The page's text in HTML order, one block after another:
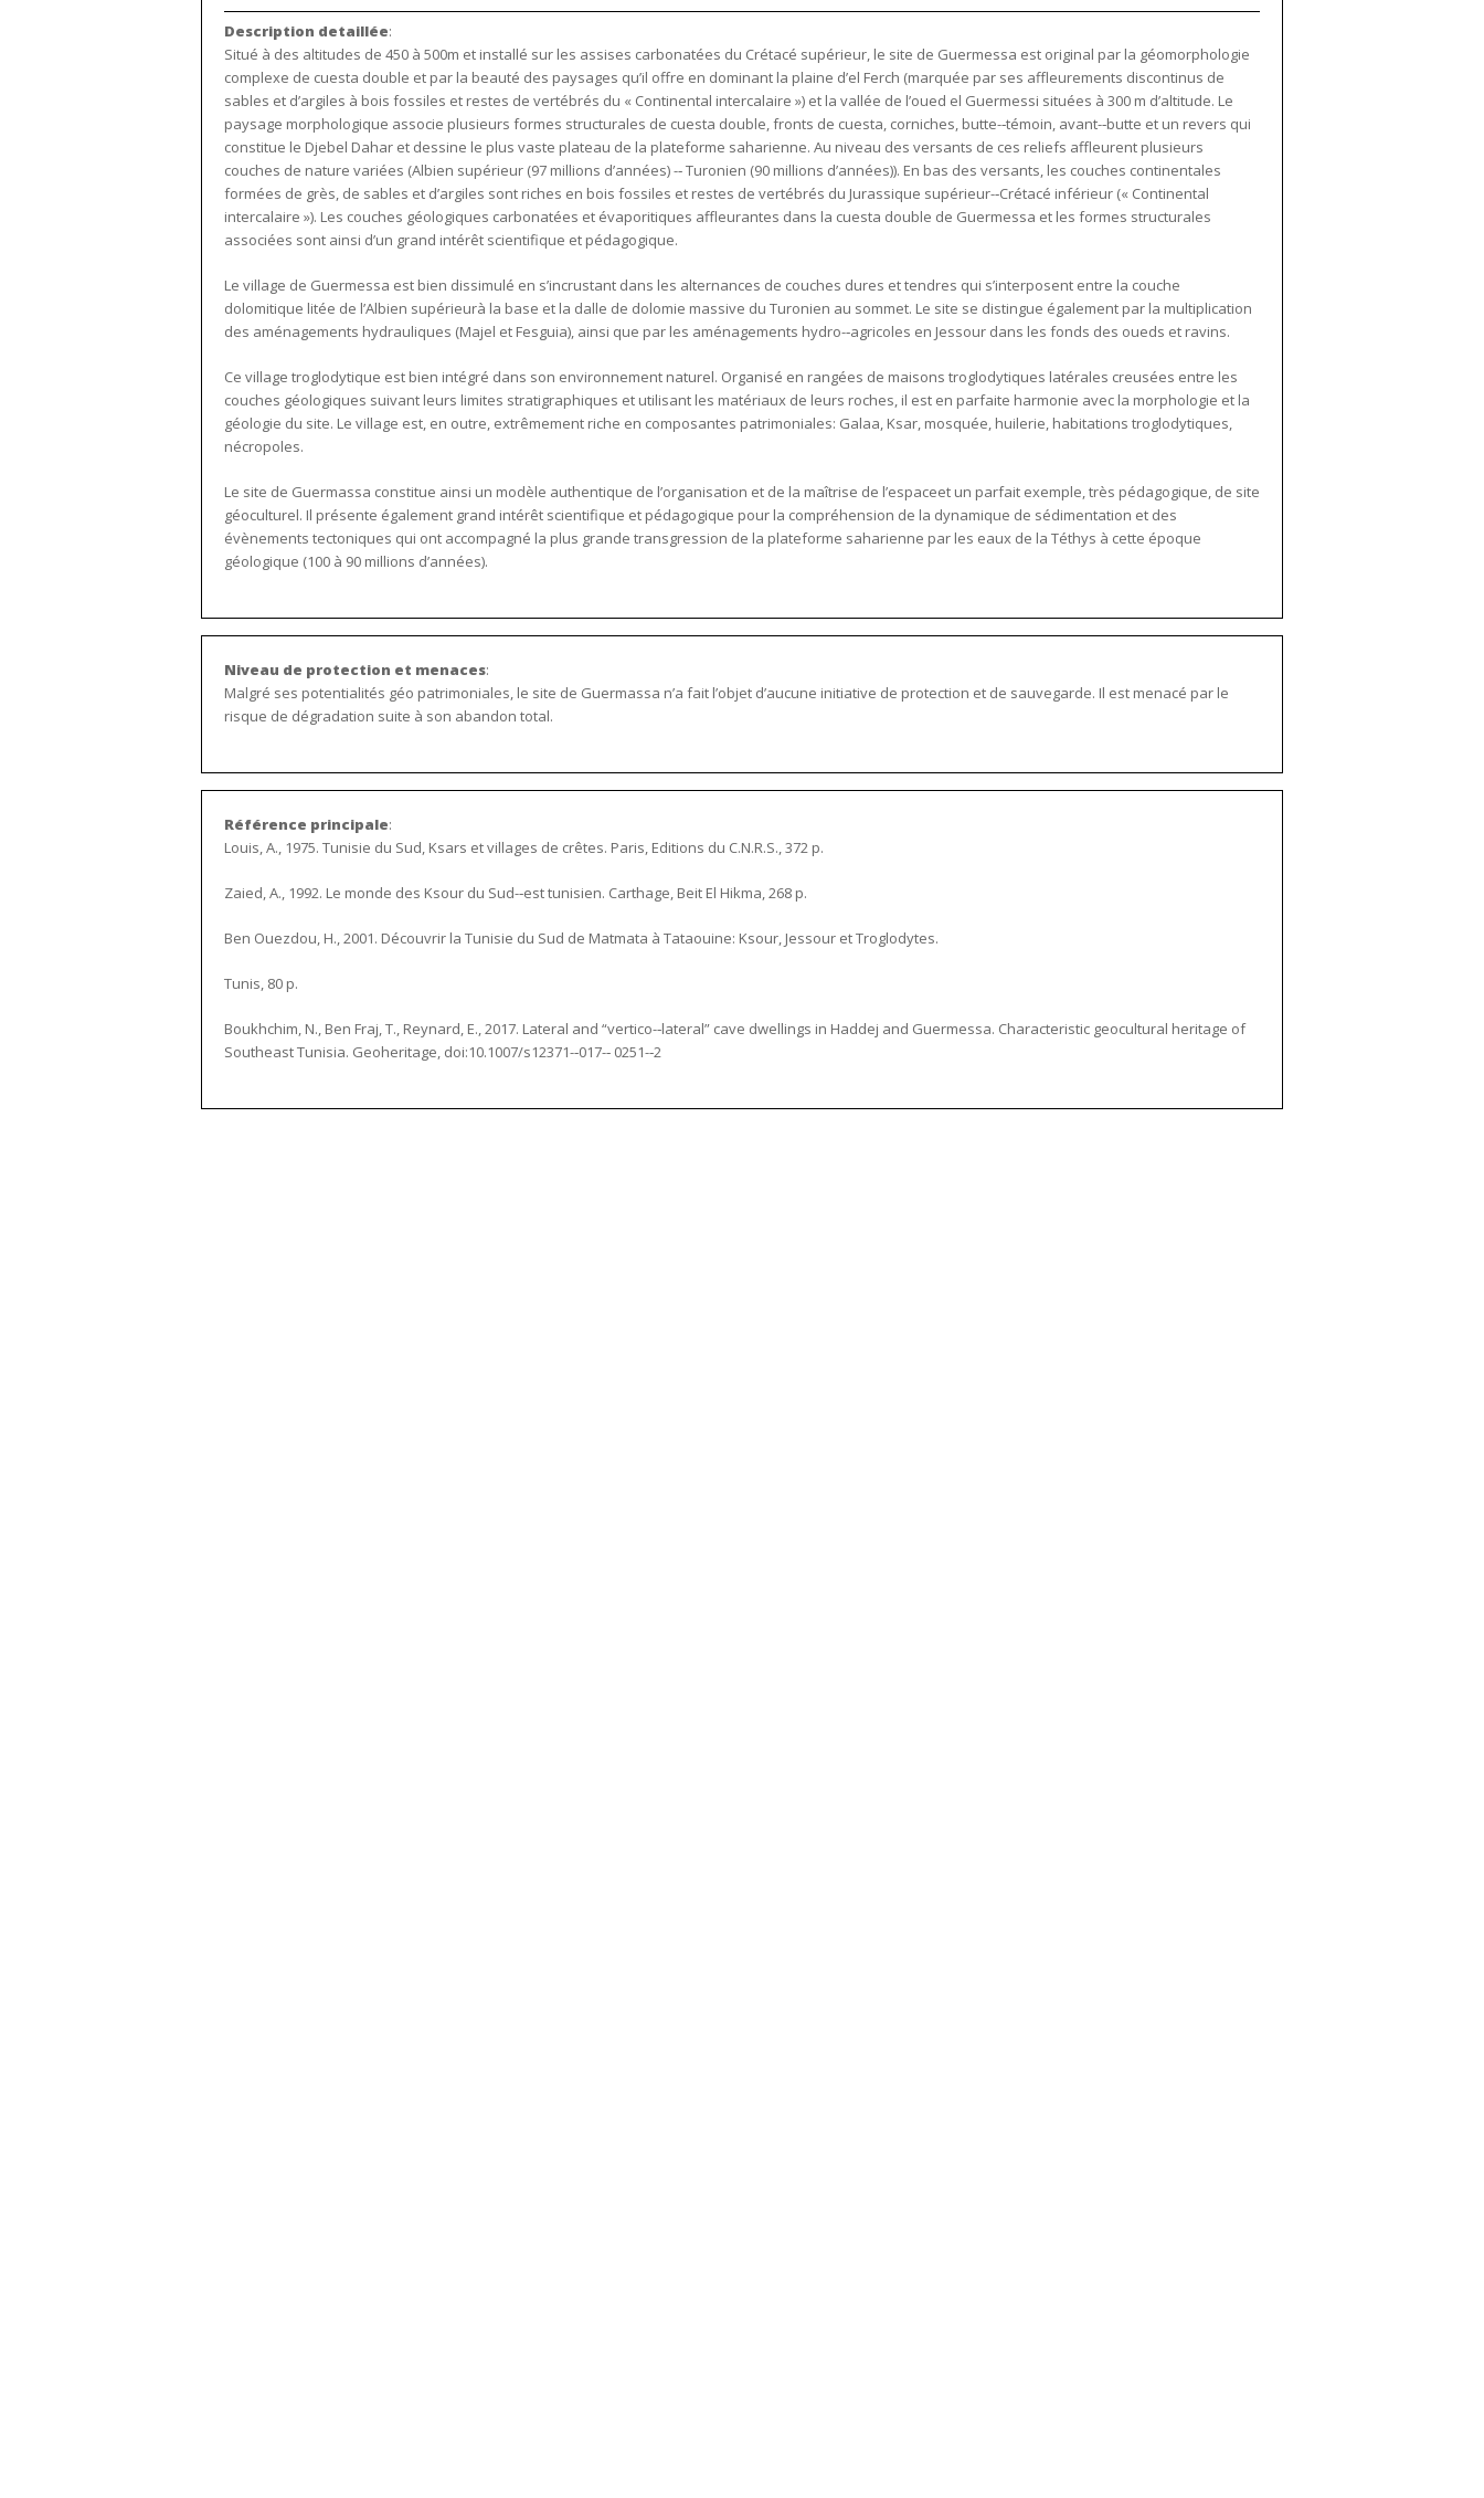
Description detaillée:
Situé à des altitudes de 450 à 500m et installé sur les assises carbonatées du Crétacé supérieur, le site de Guermessa est original par la géomorphologie
complexe de cuesta double et par la beauté des paysages qu’il offre en dominant la plaine d’el Ferch (marquée par ses affleurements discontinus de
sables et d’argiles à bois fossiles et restes de vertébrés du « Continental intercalaire ») et la vallée de l’oued el Guermessi situées à 300 m d’altitude. Le
paysage morphologique associe plusieurs formes structurales de cuesta double, fronts de cuesta, corniches, butte-­‐témoin, avant-­‐butte et un revers qui
constitue le Djebel Dahar et dessine le plus vaste plateau de la plateforme saharienne. Au niveau des versants de ces reliefs affleurent plusieurs
couches de nature variées (Albien supérieur (97 millions d’années) -­‐ Turonien (90 millions d’années)). En bas des versants, les couches continentales
formées de grès, de sables et d’argiles sont riches en bois fossiles et restes de vertébrés du Jurassique supérieur-­‐Crétacé inférieur (« Continental
intercalaire »). Les couches géologiques carbonatées et évaporitiques affleurantes dans la cuesta double de Guermessa et les formes structurales
associées sont ainsi d’un grand intérêt scientifique et pédagogique.
Le village de Guermessa est bien dissimulé en s’incrustant dans les alternances de couches dures et tendres qui s’interposent entre la couche
dolomitique litée de l’Albien supérieurà la base et la dalle de dolomie massive du Turonien au sommet. Le site se distingue également par la multiplication
des aménagements hydrauliques (Majel et Fesguia), ainsi que par les aménagements hydro-­‐agricoles en Jessour dans les fonds des oueds et ravins.
Ce village troglodytique est bien intégré dans son environnement naturel. Organisé en rangées de maisons troglodytiques latérales creusées entre les
couches géologiques suivant leurs limites stratigraphiques et utilisant les matériaux de leurs roches, il est en parfaite harmonie avec la morphologie et la
géologie du site. Le village est, en outre, extrêmement riche en composantes patrimoniales: Galaa, Ksar, mosquée, huilerie, habitations troglodytiques,
nécropoles.
Le site de Guermassa constitue ainsi un modèle authentique de l’organisation et de la maîtrise de l’espaceet un parfait exemple, très pédagogique, de site
géoculturel. Il présente également grand intérêt scientifique et pédagogique pour la compréhension de la dynamique de sédimentation et des
évènements tectoniques qui ont accompagné la plus grande transgression de la plateforme saharienne par les eaux de la Téthys à cette époque
géologique (100 à 90 millions d’années).
Niveau de protection et menaces:
Malgré ses potentialités géo patrimoniales, le site de Guermassa n’a fait l’objet d’aucune initiative de protection et de sauvegarde. Il est menacé par le
risque de dégradation suite à son abandon total.
Référence principale:
Louis, A., 1975. Tunisie du Sud, Ksars et villages de crêtes. Paris, Editions du C.N.R.S., 372 p.
Zaied, A., 1992. Le monde des Ksour du Sud-­‐est tunisien. Carthage, Beit El Hikma, 268 p.
Ben Ouezdou, H., 2001. Découvrir la Tunisie du Sud de Matmata à Tataouine: Ksour, Jessour et Troglodytes.
Tunis, 80 p.
Boukhchim, N., Ben Fraj, T., Reynard, E., 2017. Lateral and “vertico-­‐lateral” cave dwellings in Haddej and Guermessa. Characteristic geocultural heritage of
Southeast Tunisia. Geoheritage, doi:10.1007/s12371-­‐017-­‐ 0251-­‐2